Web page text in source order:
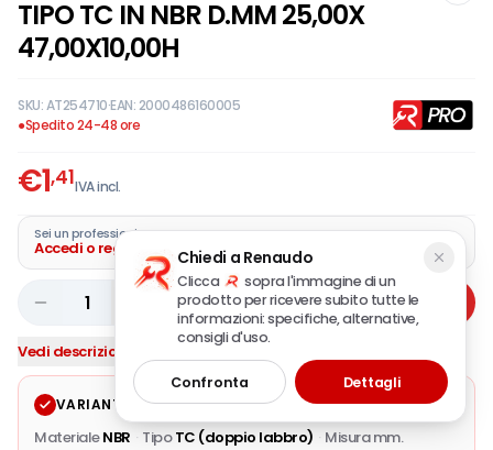
TIPO TC IN NBR D.MM 25,00X
47,00X10,00H
SKU:AT254710·EAN:2000486160005
●Spedito 24-48 ore
€1,41IVA incl.
Sei un professionista?
Accedi o registra la tua azienda
1 Aggiungi
Vedi descrizione completa
VARIANTE SELEZIONATA Modifica
MaterialeNBR · Tipo TC (doppio labbro) · Misura mm.
Chiedi a Renaudo
Clicca
sopra l'immagine di un
prodotto per ricevere subito tutte le
informazioni: specifiche, alternative,
consigli d'uso.
Confronta Dettagli